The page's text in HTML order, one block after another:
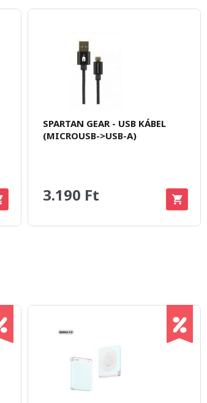
SPARTAN GEAR - USB KÁBEL
(MICROUSB->USB-A)
3.190 Ft